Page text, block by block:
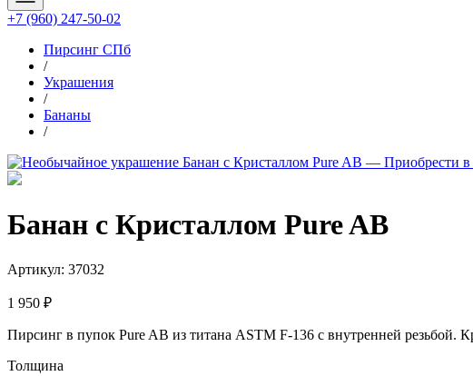
+7 (960) 247-50-02
Пирсинг СПб
/
Украшения
/
Бананы
/
Банан с Кристаллом Pure AB
Артикул: 37032
1 950 ₽
Пирсинг в пупок Pure AB из титана ASTM F-136 с внутренней
Толщина